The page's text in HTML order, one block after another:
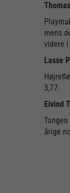
mens
videre
Lasse
3,77.
Eivind
årige